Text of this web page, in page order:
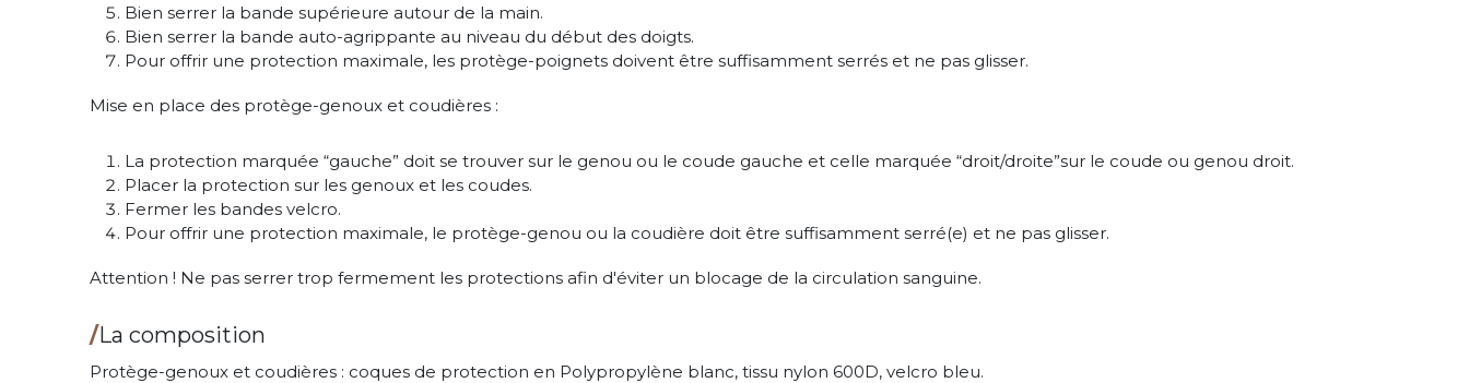
Bien serrer la bande supérieure autour de la main.
Bien serrer la bande auto-agrippante au niveau du début des doigts.
Pour offrir une protection maximale, les protège-poignets doivent être suffisamment serrés et ne pas glisser.
Mise en place des protège-genoux et coudières :
La protection marquée “gauche” doit se trouver sur le genou ou le coude gauche et celle marquée “droit/droite”sur le coude ou genou droit.
Placer la protection sur les genoux et les coudes.
Fermer les bandes velcro.
Pour offrir une protection maximale, le protège-genou ou la coudière doit être suffisamment serré(e) et ne pas glisser.
Attention ! Ne pas serrer trop fermement les protections afin d'éviter un blocage de la circulation sanguine.
/La composition
Protège-genoux et coudières : coques de protection en Polypropylène blanc, tissu nylon 600D, velcro bleu.